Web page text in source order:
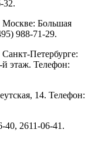
32.
Большая
988-71-29.
Петербурге:
й этаж. Телефон:
14. Телефон:
2611-06-41.